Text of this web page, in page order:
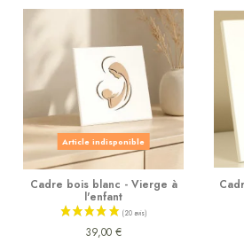
Article indisponible
Cadre bois blanc - Vierge à
l'enfant
39,00 €